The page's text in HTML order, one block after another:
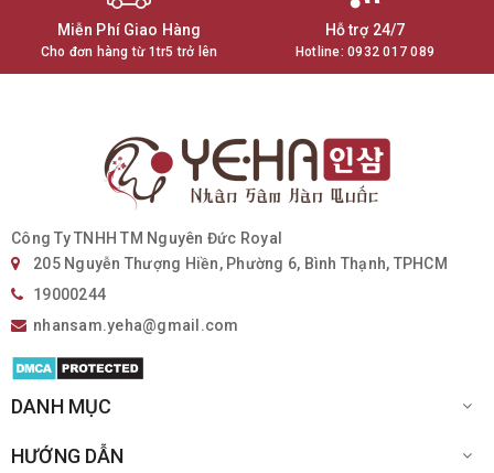
Miễn Phí Giao Hàng
Cho đơn hàng từ 1tr5 trở lên
Hỗ trợ 24/7
Hotline:0932 017 089
Công Ty TNHH TM Nguyên Đức Royal
205 Nguyễn Thượng Hiền, Phường 6, Bình Thạnh, TPHCM
19000244
nhansam.yeha@gmail.com
DANH MỤC
HƯỚNG DẪN